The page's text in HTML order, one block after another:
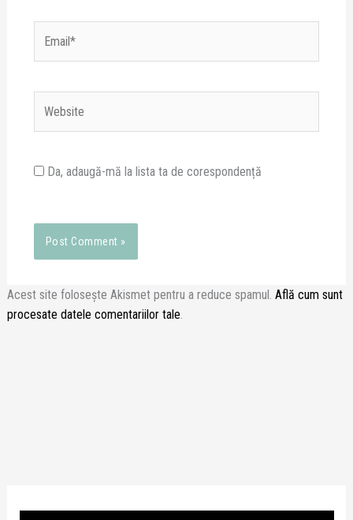
Da, adaugă-mă la lista ta de corespondență
Acest site folosește Akismet pentru a reduce spamul. Află cum sunt
procesate datele comentariilor tale